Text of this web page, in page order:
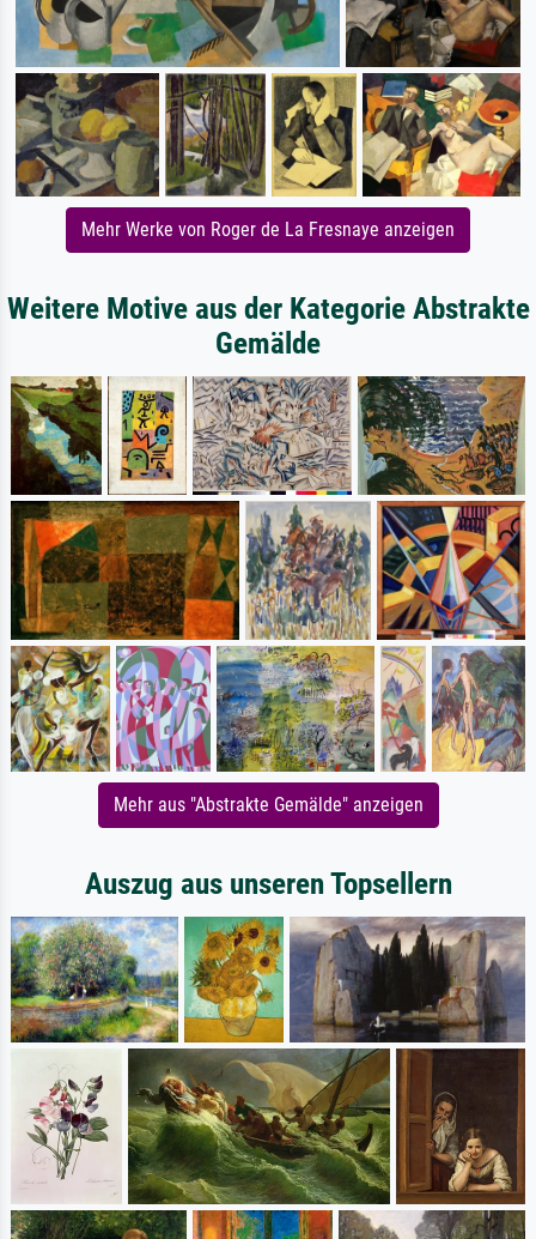
Mehr Werke von Roger de La Fresnaye anzeigen
Weitere Motive aus der Kategorie Abstrakte
Gemälde
Mehr aus "Abstrakte Gemälde" anzeigen
Auszug aus unseren Topsellern